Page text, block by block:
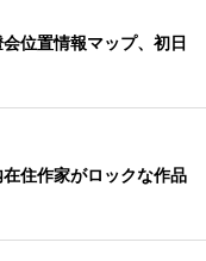
位置情報マップ、初日
住作家がロックな作品